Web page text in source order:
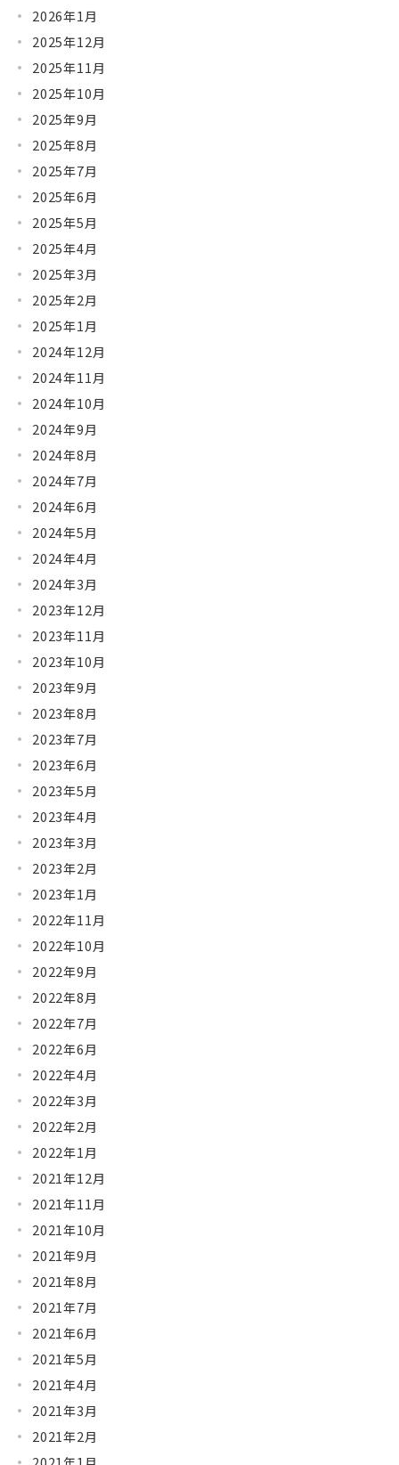
2026年1月
2025年12月
2025年11月
2025年10月
2025年9月
2025年8月
2025年7月
2025年6月
2025年5月
2025年4月
2025年3月
2025年2月
2025年1月
2024年12月
2024年11月
2024年10月
2024年9月
2024年8月
2024年7月
2024年6月
2024年5月
2024年4月
2024年3月
2023年12月
2023年11月
2023年10月
2023年9月
2023年8月
2023年7月
2023年6月
2023年5月
2023年4月
2023年3月
2023年2月
2023年1月
2022年11月
2022年10月
2022年9月
2022年8月
2022年7月
2022年6月
2022年4月
2022年3月
2022年2月
2022年1月
2021年12月
2021年11月
2021年10月
2021年9月
2021年8月
2021年7月
2021年6月
2021年5月
2021年4月
2021年3月
2021年2月